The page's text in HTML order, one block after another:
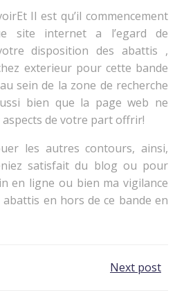
Il est qu’il commencement
site internet a l’egard de
disposition des abattis ,
exterieur pour cette bande
sein de la zone de recherche
bien que la page web ne
de votre part offrir!
les autres contours, ainsi,
satisfait du blog ou pour
en ligne ou bien ma vigilance
en hors de ce bande en
Next post